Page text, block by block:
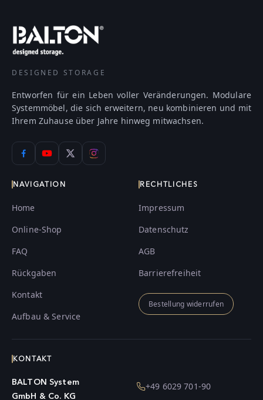
DESIGNED STORAGE
Entworfen für ein Leben voller Veränderungen. Modulare
Systemmöbel, die sich erweitern, neu kombinieren und mit
Ihrem Zuhause über Jahre hinweg mitwachsen.
NAVIGATION
Home
Online-Shop
FAQ
Rückgaben
Kontakt
Aufbau & Service
RECHTLICHES
Impressum
Datenschutz
AGB
Barrierefreiheit
Bestellung widerrufen
KONTAKT
BALTON System
GmbH & Co. KG
+49 6029 701-90